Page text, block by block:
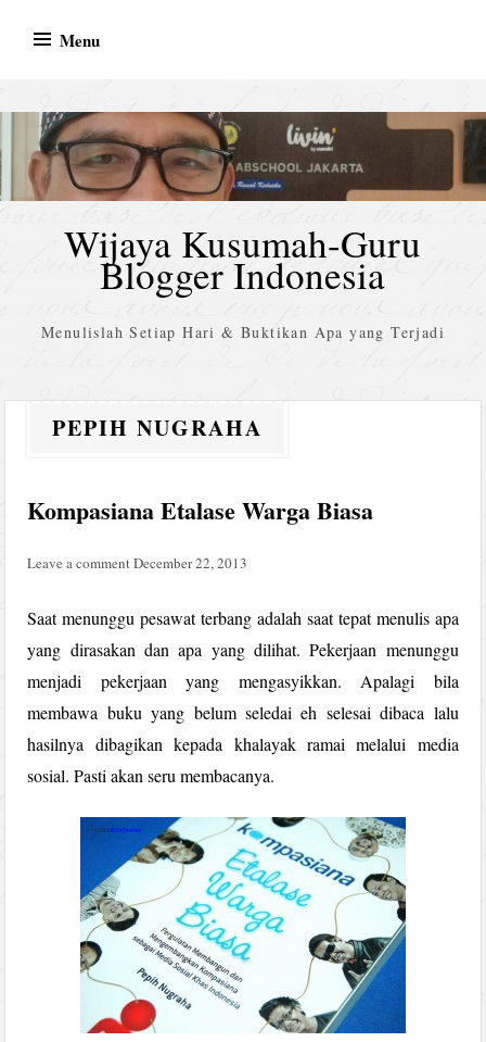
Menu
Wijaya Kusumah-Guru
Blogger Indonesia
Menulislah Setiap Hari & Buktikan Apa yang Terjadi
PEPIH NUGRAHA
Kompasiana Etalase Warga Biasa
Leave a comment December 22, 2013
Saat menunggu pesawat terbang adalah saat tepat menulis apa
yang dirasakan dan apa yang dilihat. Pekerjaan menunggu
menjadi pekerjaan yang mengasyikkan. Apalagi bila
membawa buku yang belum seledai eh selesai dibaca lalu
hasilnya dibagikan kepada khalayak ramai melalui media
sosial. Pasti akan seru membacanya.